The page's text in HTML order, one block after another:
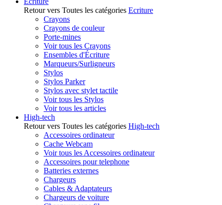
Retour vers Toutes les catégories Ecriture
Crayons
Crayons de couleur
Porte-mines
Voir tous les Crayons
Ensembles d'Écriture
Marqueurs/Surligneurs
Stylos
Stylos Parker
Stylos avec stylet tactile
Voir tous les Stylos
Voir tous les articles
High-tech
Retour vers Toutes les catégories High-tech
Accessoires ordinateur
Cache Webcam
Voir tous les Accessoires ordinateur
Accessoires pour telephone
Batteries externes
Chargeurs
Cables & Adaptateurs
Chargeurs de voiture